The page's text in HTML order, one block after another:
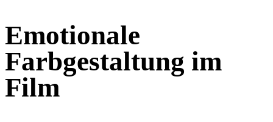
Emotionale
Farbgestaltung im
Film